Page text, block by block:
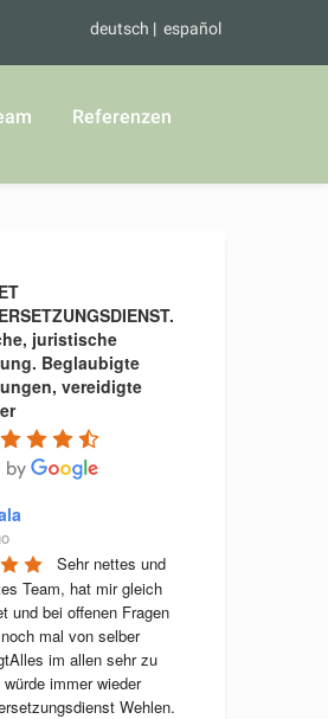
deutsch español
Referenzen
juristische
Beglaubigte
vereidigte
Sehr nettes und
Team, hat mir gleich
und bei offenen Fragen
mal von selber
im allen sehr zu
immer wieder
Wehlen.